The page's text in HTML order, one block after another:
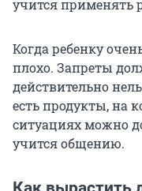
учится применять
Когда ребенку
плохо. Запреты
действительно
есть продукты, на
ситуациях можно
учится общению.